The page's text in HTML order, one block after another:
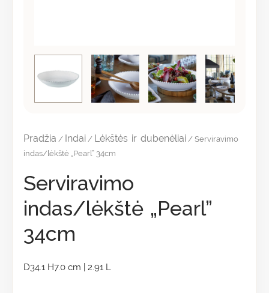
Pradžia / Indai / Lėkštės ir dubenėliai / Serviravimo
indas/lėkštė „Pearl” 34cm
Serviravimo
indas/lėkštė „Pearl”
34cm
D34.1 H7.0 cm | 2.91 L